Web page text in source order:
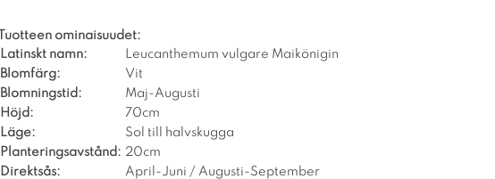
ominaisuudet:
Latinskt namn:
Leucanthemum vulgare Maikönigin
Blomfärg:
Vit
Blomningstid:
Maj-Augusti
Höjd:
70cm
Läge:
Sol till halvskugga
Planteringsavstånd: 20cm
Direktsås:
April-Juni / Augusti-September